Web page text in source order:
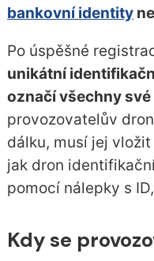
bankovní identity
Po úspěšné
unikátní
označí všechny
provozovatelův
dálku, musí jej
jak dron
pomocí nálepky s
Kdy se